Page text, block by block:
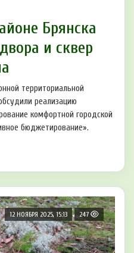
Брянска
и сквер
территориальной
реализацию
комфортной городской
бюджетирование».
12 НОЯБРЯ 2025, 15:13 247